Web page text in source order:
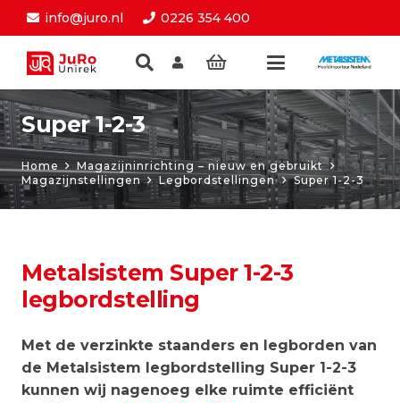
info@juro.nl 0226 354 400
Super 1-2-3
Home
Magazijninrichting – nieuw en gebruikt
Magazijnstellingen
Legbordstellingen Super 1-2-3
Metalsistem Super 1-2-3
legbordstelling
Met de verzinkte staanders en legborden van
de Metalsistem legbordstelling Super 1-2-3
kunnen wij nagenoeg elke ruimte efficiënt